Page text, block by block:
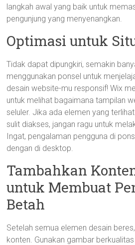
langkah awal yang baik untuk
pengunjung yang menyenangkan.
Optimasi untuk
Tidak dapat dipungkiri, semakin
menggunakan ponsel untuk
desain website-mu responsif! Wix
untuk melihat bagaimana tampilan
seluler. Jika ada elemen yang
sulit diakses, jangan ragu untuk
Ingat, pengalaman pengguna di
dengan di desktop.
Tambahkan
untuk Membuat
Betah
Setelah semua elemen desain
konten. Gunakan gambar